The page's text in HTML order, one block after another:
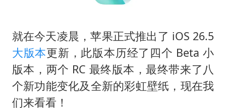
酒店回应车内过夜被收150元
杭州全市有序停课
商场现钱学森巨幅海报 负责人回应
就在今天凌晨，苹果正式推出了 iOS 26.5
大版本更新，此版本历经了四个 Beta 小
版本，两个 RC 最终版本，最终带来了八
个新功能变化及全新的彩虹壁纸，现在我
们来看看！